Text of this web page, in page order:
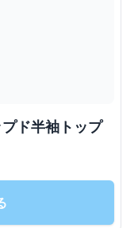
ド半袖トップ